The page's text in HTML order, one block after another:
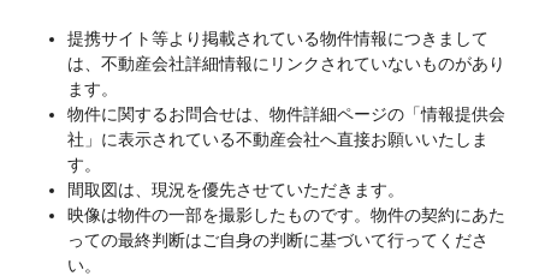
提携サイト等より掲載されている物件情報につきまして
は、不動産会社詳細情報にリンクされていないものがあり
ます。
物件に関するお問合せは、物件詳細ページの「情報提供会
社」に表示されている不動産会社へ直接お願いいたしま
す。
間取図は、現況を優先させていただきます。
映像は物件の一部を撮影したものです。物件の契約にあた
っての最終判断はご自身の判断に基づいて行ってくださ
い。